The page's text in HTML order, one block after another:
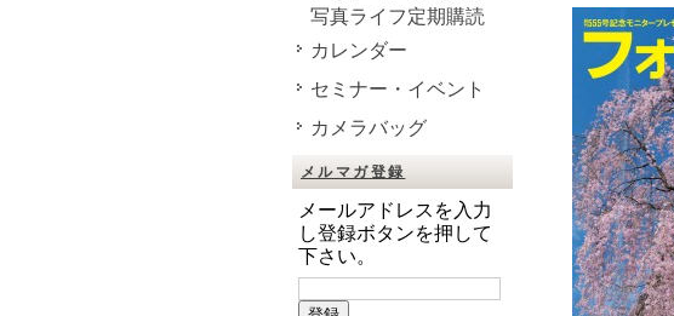
写真ライフ定期購読
カレンダー
セミナー・イベント
カメラバッグ
メルマガ登録
メールアドレスを入力
し登録ボタンを押して
下さい。